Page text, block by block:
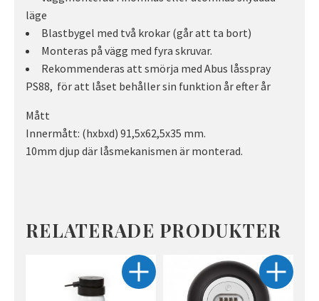
läge
Blastbygel med två krokar (går att ta bort)
Monteras på vägg med fyra skruvar.
Rekommenderas att smörja med Abus låsspray
PS88, för att låset behåller sin funktion år efter år
Mått
Innermått: (hxbxd) 91,5x62,5x35 mm.
10mm djup där låsmekanismen är monterad.
RELATERADE PRODUKTER